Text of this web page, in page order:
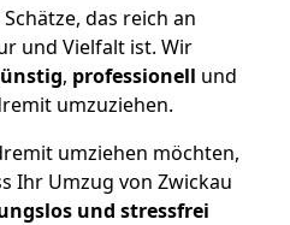
das reich an
und Vielfalt ist. Wir
, professionell und
umzuziehen.
umziehen möchten,
Ihr Umzug von Zwickau
und stressfrei